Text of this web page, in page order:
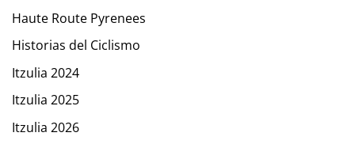
Haute Route Pyrenees
Historias del Ciclismo
Itzulia 2024
Itzulia 2025
Itzulia 2026